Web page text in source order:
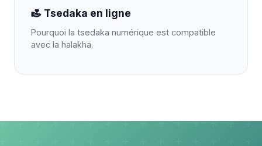
Tsedaka en ligne
Pourquoi la tsedaka numérique est compatible
avec la halakha.